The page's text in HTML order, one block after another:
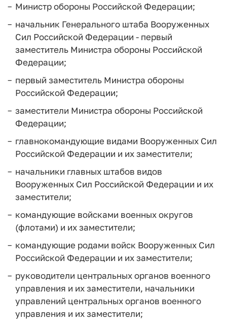
Министр обороны Российской Федерации;
начальник Генерального штаба Вооруженных
Сил Российской Федерации - первый
заместитель Министра обороны Российской
Федерации;
первый заместитель Министра обороны
Российской Федерации;
заместители Министра обороны Российской
Федерации;
главнокомандующие видами Вооруженных Сил
Российской Федерации и их заместители;
начальники главных штабов видов
Вооруженных Сил Российской Федерации и их
заместители;
командующие войсками военных округов
(флотами) и их заместители;
командующие родами войск Вооруженных Сил
Российской Федерации и их заместители;
руководители центральных органов военного
управления и их заместители, начальники
управлений центральных органов военного
управления и их заместители;